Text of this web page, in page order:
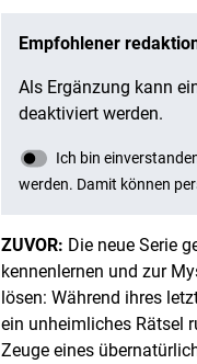
ZUVOR: Die neue Serie
kennenlernen und zur
lösen: Während ihres
ein unheimliches Rätsel
Zeuge eines